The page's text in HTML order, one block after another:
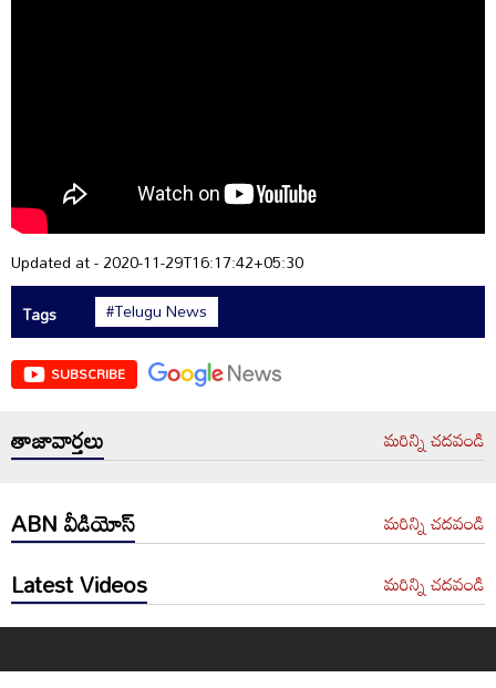
Updated at - 2020-11-29T16:17:42+05:30
Tags
#Telugu News
SUBSCRIBE
తాజావార్తలు మరిన్ని చదవండి
ABN వీడియోస్ మరిన్ని చదవండి
Latest Videos మరిన్ని చదవండి